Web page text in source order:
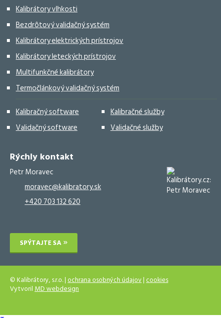
Kalibrátory vlhkosti
Bezdrôtový validačný systém
Kalibrátory elektrických prístrojov
Kalibrátory leteckých prístrojov
Multifunkčné kalibrátory
Termočlánkový validačný systém
Kalibračný software
Kalibračné služby
Validačný software
Validačné služby
Rýchly kontakt
Petr Moravec
moravec@kalibratory.sk
+420 703 132 620
SPÝTAJTE SA
© Kalibrátory, s.r.o. |ochrana osobných údajov|cookies
VytvorilMD webdesign